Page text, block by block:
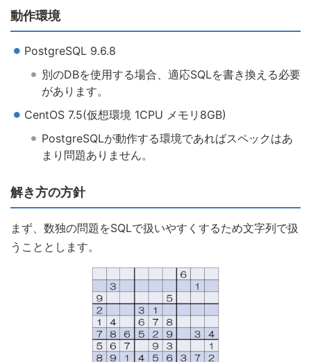
動作環境
PostgreSQL 9.6.8
別のDBを使用する場合、適応SQLを書き換える必要
があります。
CentOS 7.5(仮想環境 1CPU メモリ8GB)
PostgreSQLが動作する環境であればスペックはあ
まり問題ありません。
解き方の方針
まず、数独の問題をSQLで扱いやすくするため文字列で扱
うこととします。